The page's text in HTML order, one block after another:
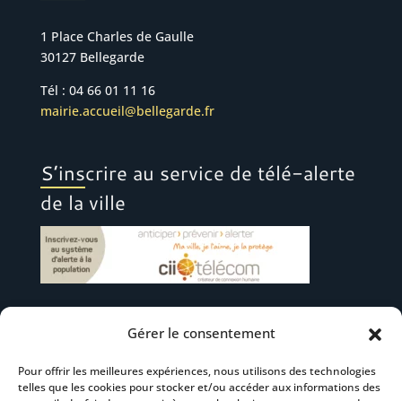
Gérer le consentement
Pour offrir les meilleures expériences, nous utilisons des technologies
telles que les cookies pour stocker et/ou accéder aux informations des
1 Place Charles de Gaulle
30127 Bellegarde
Tél : 04 66 01 11 16
mairie.accueil@bellegarde.fr
S’inscrire au service de télé-alerte
de la ville
Suivez-nous